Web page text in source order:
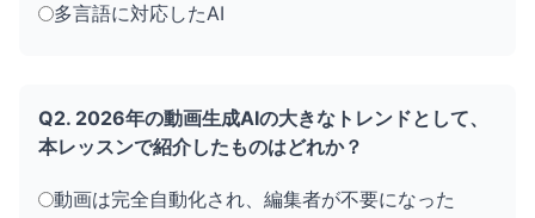
多言語に対応したAI
Q2. 2026年の動画生成AIの大きなトレンドとして、
本レッスンで紹介したものはどれか？
動画は完全自動化され、編集者が不要になった